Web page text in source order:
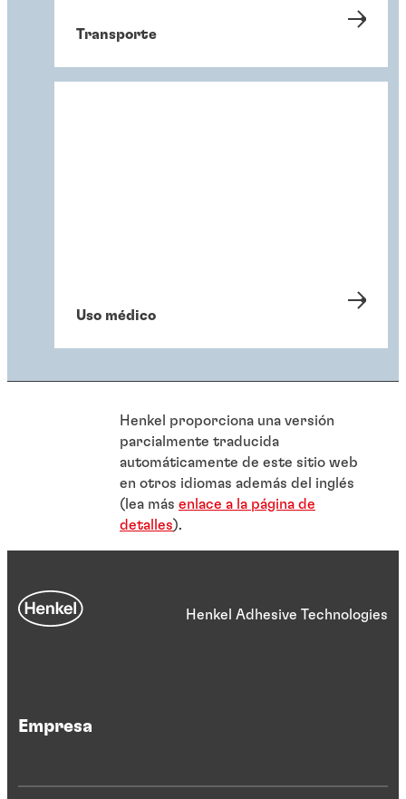
Transporte
Uso médico
Henkel proporciona una versión
parcialmente traducida
automáticamente de este sitio web
en otros idiomas además del inglés
(lea más enlace a la página de
detalles).
Henkel Adhesive Technologies
Empresa